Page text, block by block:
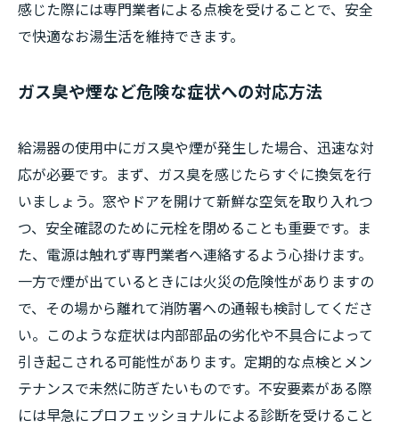
感じた際には専門業者による点検を受けることで、安全
で快適なお湯生活を維持できます。
ガス臭や煙など危険な症状への対応方法
給湯器の使用中にガス臭や煙が発生した場合、迅速な対
応が必要です。まず、ガス臭を感じたらすぐに換気を行
いましょう。窓やドアを開けて新鮮な空気を取り入れつ
つ、安全確認のために元栓を閉めることも重要です。ま
た、電源は触れず専門業者へ連絡するよう心掛けます。
一方で煙が出ているときには火災の危険性がありますの
で、その場から離れて消防署への通報も検討してくださ
い。このような症状は内部部品の劣化や不具合によって
引き起こされる可能性があります。定期的な点検とメン
テナンスで未然に防ぎたいものです。不安要素がある際
には早急にプロフェッショナルによる診断を受けること